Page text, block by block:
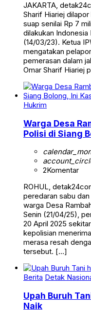
JAKARTA,
Sharif Hiariej
suap senilai Rp 7
dilakukan
(14/03/23). Ketua
mengatakan
pemerasan dalam
Omar Sharif Hiariej
Hukrim
Warga Desa
Polisi di Siang
2Komentar
ROHUL,
peredaran sabu
warga Desa
Senin (21/04/25),
20 April 2025
kepolisian
merasa resah
tersebut. […]
Berita Detak
Upah Buruh
Naik